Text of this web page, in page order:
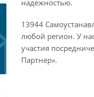
надежностью.
13944
любой регион. У
участия
Партнер».